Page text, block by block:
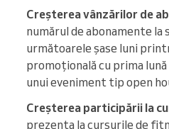
Creșterea vânzărilor de
numărul de abonamente la
următoarele șase luni
promoțională cu prima
unui eveniment tip open
Creșterea participării la
prezența la cursurile de